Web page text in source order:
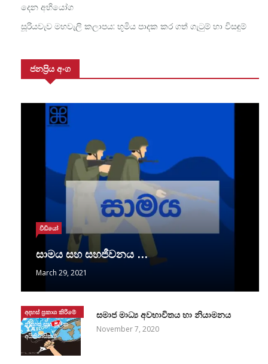
දෙන අභියෝග
සූරියවැව මහවැලි කලාපය: භූමිය පාදක කර ගත් ගැටුම් හා විසඳුම්
ජනප්‍රිය අංග
වීඩියෝ
සාමය සහ සහජීවනය …
March 29, 2021
අදහස් ප්‍රකාශ කිරීමේ
නිදහස සහ මූලික
අයිතිවාසිකම්
සමාජ මාධ්‍ය අවභාවිතය හා නියාමනය
November 7, 2020